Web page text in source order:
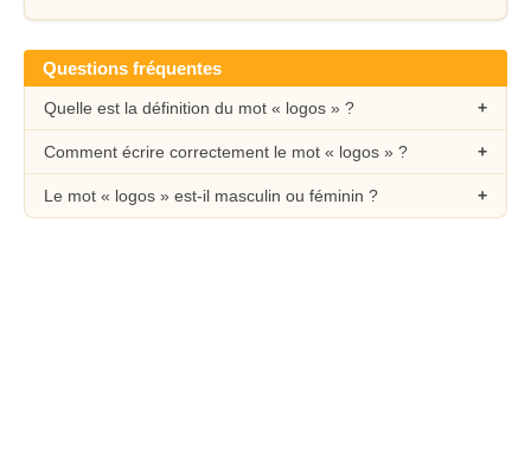
Questions fréquentes
Quelle est la définition du mot « logos » ?
Comment écrire correctement le mot « logos » ?
Le mot « logos » est-il masculin ou féminin ?